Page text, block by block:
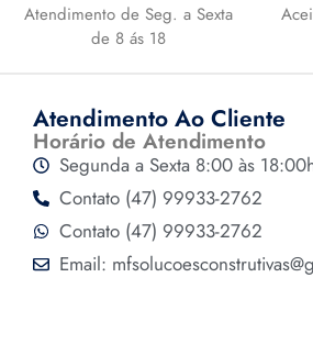
Atendimento de Seg. a Sexta
de 8 ás 18
Atendimento Ao Cliente
Horário de Atendimento
Segunda a Sexta 8:00 às
Contato (47) 99933-2762
Contato (47) 99933-2762
Email: